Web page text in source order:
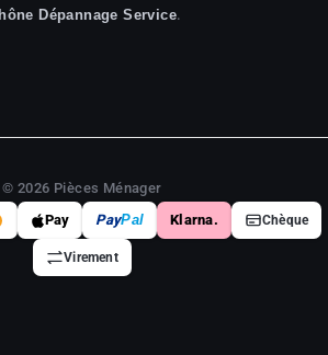
Dépannage Service.
© 2026 Pièces Ménager
Pay PayPal Klarna. Chèque
Virement